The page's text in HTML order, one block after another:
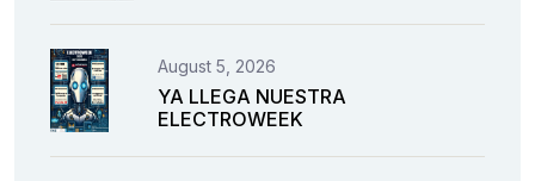
August 5, 2026
YA LLEGA NUESTRA
ELECTROWEEK